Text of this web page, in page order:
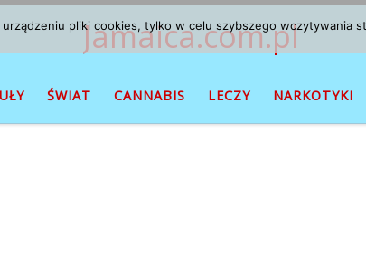
Jamaica.com.pl
ŚWIAT CANNABIS LECZY NARKOTYKI
pliki cookies, tylko w celu szybszego wczytywania